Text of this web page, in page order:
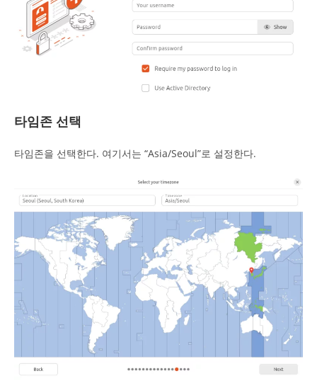
타임존 선택
타임존을 선택한다. 여기서는 “Asia/Seoul”로 설정한다.